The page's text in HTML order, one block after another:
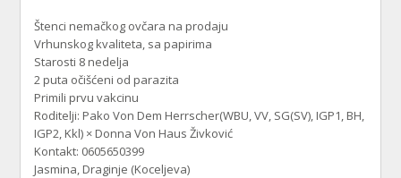
Štenci nemačkog ovčara na prodaju
Vrhunskog kvaliteta, sa papirima
Starosti 8 nedelja
2 puta očišćeni od parazita
Primili prvu vakcinu
Roditelji: Pako Von Dem Herrscher(WBU, VV, SG(SV), IGP1, BH,
IGP2, Kkl) × Donna Von Haus Živković
Kontakt: 0605650399
Jasmina, Draginje (Koceljeva)